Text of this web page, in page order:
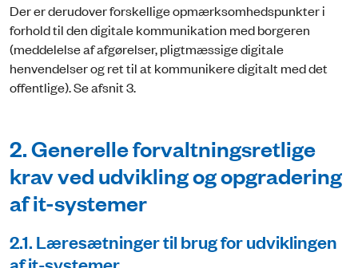
Der er derudover forskellige opmærksomhedspunkter i
forhold til den digitale kommunikation med borgeren
(meddelelse af afgørelser, pligtmæssige digitale
henvendelser og ret til at kommunikere digitalt med det
offentlige). Se afsnit 3.
2. Generelle forvaltningsretlige
krav ved udvikling og opgradering
af it-systemer
2.1. Læresætninger til brug for udviklingen
af it-systemer